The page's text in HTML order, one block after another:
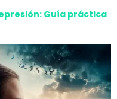
Guía práctica